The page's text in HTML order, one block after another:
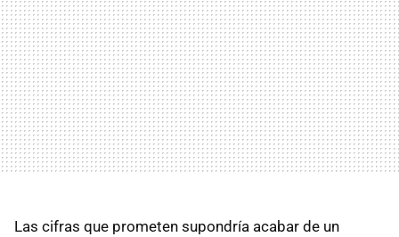
Las cifras que prometen supondría acabar de un